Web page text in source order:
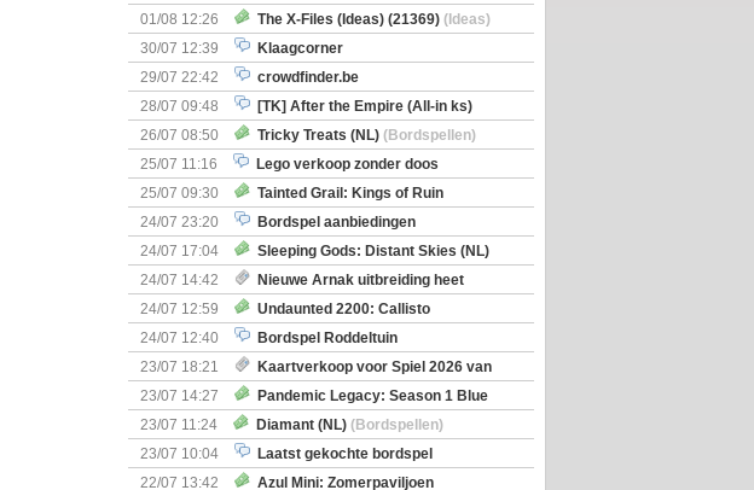
01/08 12:26
The X-Files (Ideas) (21369) (Ideas)
30/07 12:39
Klaagcorner
29/07 22:42
crowdfinder.be
28/07 09:48
[TK] After the Empire (All-in ks)
26/07 08:50
Tricky Treats (NL) (Bordspellen)
25/07 11:16
Lego verkoop zonder doos
25/07 09:30
Tainted Grail: Kings of Ruin
Uitbreiding: Wyrd Encounters(Bordspellen)
24/07 23:20
Bordspel aanbiedingen
24/07 17:04
Sleeping Gods: Distant Skies (NL)
(Bordspellen)
24/07 14:42
Nieuwe Arnak uitbreiding heet
Surprise Shipments
24/07 12:59
Undaunted 2200: Callisto
(Bordspellen)
24/07 12:40
Bordspel Roddeltuin
23/07 18:21
Kaartverkoop voor Spiel 2026 van
start
23/07 14:27
Pandemic Legacy: Season 1 Blue
(Bordspellen)
23/07 11:24 Diamant (NL) (Bordspellen)
23/07 10:04
Laatst gekochte bordspel
22/07 13:42
Azul Mini: Zomerpaviljoen